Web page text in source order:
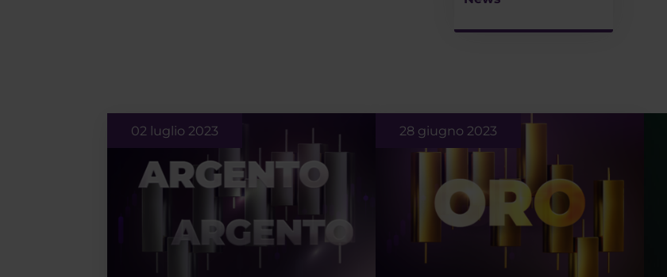
02 luglio 2023 28 giugno 2023